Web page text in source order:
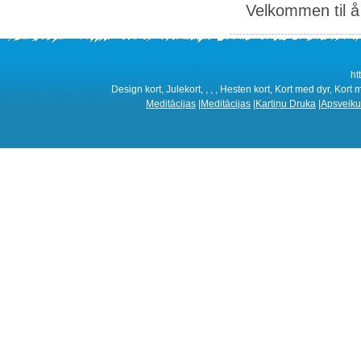
Velkommen til
Design kort, Julekort, , , , Hesten kort, Kort med dyr,
Meditācijas Meditācijas Kartiņu Druka